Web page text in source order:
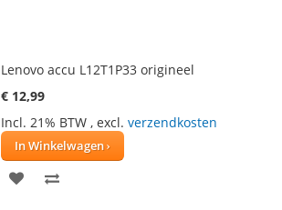
Lenovo accu L12T1P33 origineel
€ 12,99
Incl. 21% BTW , excl. verzendkosten
In Winkelwagen
VOEG